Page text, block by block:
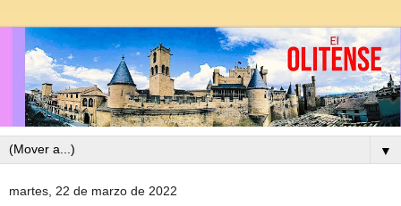
▼
martes, 22 de marzo de 2022